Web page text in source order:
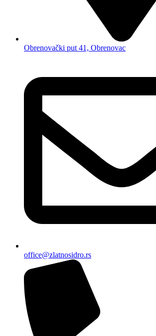
Obrenovački put 41, Obrenovac
office@zlatnosidro.rs